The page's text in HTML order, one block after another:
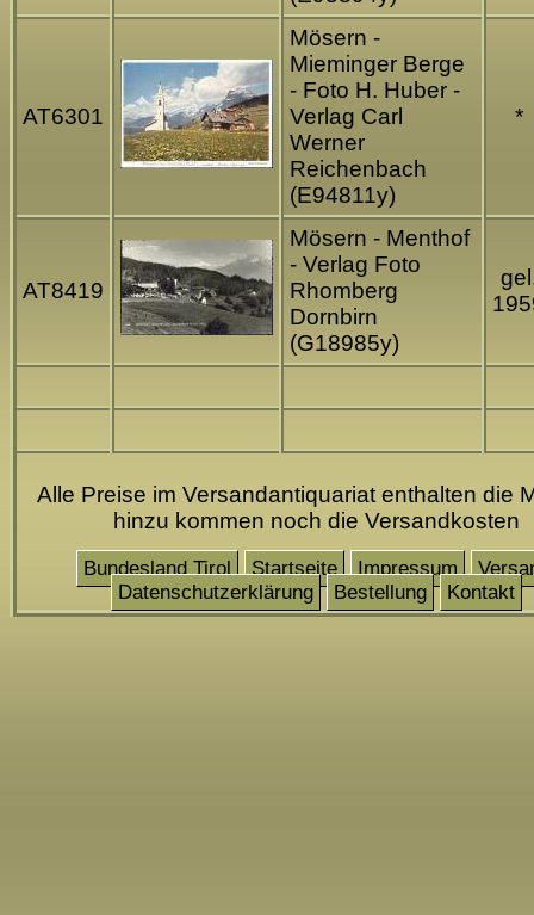
AT6301
Mösern -
Mieminger Berge
- Foto H. Huber -
Verlag Carl
Werner
Reichenbach
(E94811y)
*
AT8419
Mösern - Menthof
- Verlag Foto
Rhomberg
Dornbirn
(G18985y)
Alle Preise im Versandantiquariat enthalten die
hinzu kommen noch die Versandkosten
Bundesland Tirol Startseite Impressum
Datenschutzerklärung
Bestellung Kontakt